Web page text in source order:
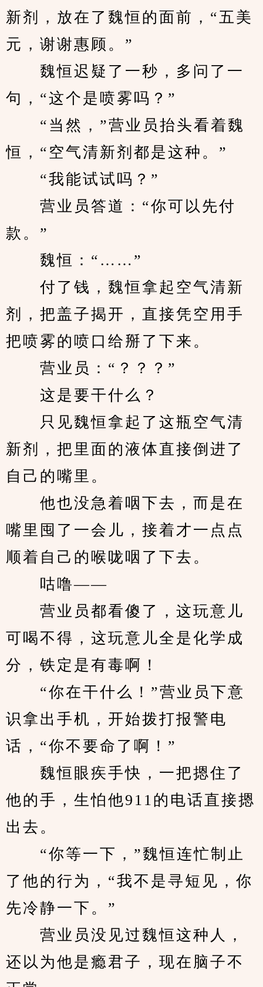
新剂，放在了魏恒的面前，“五美
元，谢谢惠顾。”
魏恒迟疑了一秒，多问了一
句，“这个是喷雾吗？”
“当然，”营业员抬头看着魏
恒，“空气清新剂都是这种。”
“我能试试吗？”
营业员答道：“你可以先付
款。”
魏恒：“……”
付了钱，魏恒拿起空气清新
剂，把盖子揭开，直接凭空用手
把喷雾的喷口给掰了下来。
营业员：“？？？”
这是要干什么？
只见魏恒拿起了这瓶空气清
新剂，把里面的液体直接倒进了
自己的嘴里。
他也没急着咽下去，而是在
嘴里囤了一会儿，接着才一点点
顺着自己的喉咙咽了下去。
咕噜——
营业员都看傻了，这玩意儿
可喝不得，这玩意儿全是化学成
分，铁定是有毒啊！
“你在干什么！”营业员下意
识拿出手机，开始拨打报警电
话，“你不要命了啊！”
魏恒眼疾手快，一把摁住了
他的手，生怕他911的电话直接摁
出去。
“你等一下，”魏恒连忙制止
了他的行为，“我不是寻短见，你
先冷静一下。”
营业员没见过魏恒这种人，
还以为他是瘾君子，现在脑子不